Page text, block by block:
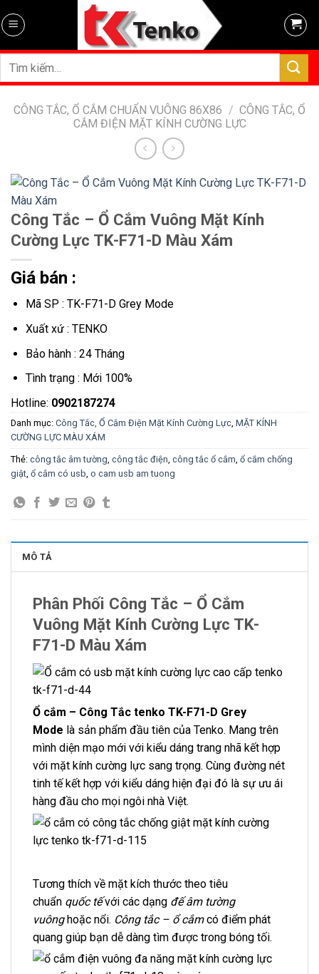
to
Tìm
CÔNG TẮC, Ổ CẮM CHUẨN VUÔNG 86X86 / CÔNG TẮC, Ổ
CẮM ĐIỆN MẶT KÍNH CƯỜNG LỰC
Công Tắc – Ổ Cắm Vuông Mặt Kính
Cường Lực TK-F71-D Màu Xám
Giá bán :
Mã SP : TK-F71-D Grey Mode
Xuất xứ : TENKO
Bảo hành : 24 Tháng
Tình trạng : Mới 100%
Hotline: 0902187274
Danh mục: Công Tắc, Ổ Cắm Điện Mặt Kính Cường Lực MẶT KÍNH
CƯỜNG LỰC MÀU XÁM
Thẻ: công tắc âm tường công tắc điện công tắc ổ cắm ổ cắm chống
giật ổ cắm có usb o cam usb am tuong
MÔ TẢ
Phân Phối Công Tắc – Ổ Cắm
Vuông Mặt Kính Cường Lực TK-
F71-D Màu Xám
Ổ cắm – Công Tắc tenko TK-F71-D Grey
Mode là sản phẩm đầu tiên của Tenko. Mang trên
mình diện mạo mới với kiểu dáng trang nhã kết hợp
với mặt kính cường lực sang trọng. Cùng đường nét
tinh tế kết hợp với kiểu dáng hiện đại đó là sự ưu ái
hàng đầu cho mọi ngôi nhà Việt.
Tương thích về mặt kích thước theo tiêu
chuẩn quốc tếvới các dạng đế âm tường
vuônghoặc nổi. Công tắc – ổ cắmcó điểm phát
quang giúp bạn dễ dàng tìm được trong bóng tối.